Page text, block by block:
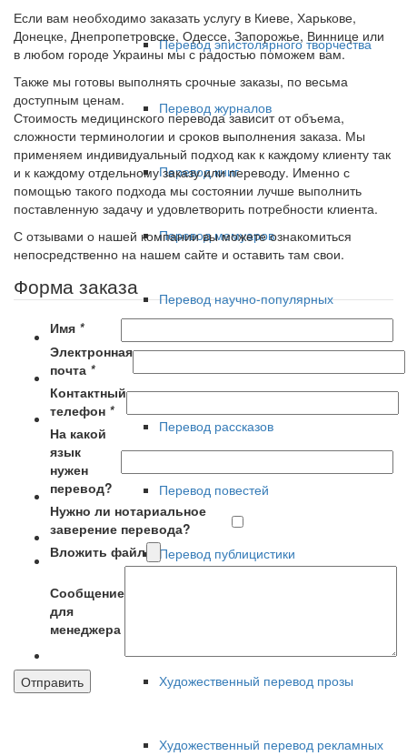
Перевод эпистолярного творчества
Перевод журналов
Перевод книг
Перевод мемуаров
Перевод научно-популярных
Перевод рассказов
Перевод повестей
Перевод публицистики
Художественный перевод прозы
Художественный перевод рекламных
Если вам необходимо заказать услугу в Киеве, Харькове,
Донецке, Днепропетровске, Одессе, Запорожье, Виннице или
в любом городе Украины мы с радостью поможем вам.
Также мы готовы выполнять срочные заказы, по весьма
доступным ценам.
Стоимость медицинского перевода зависит от объема,
сложности терминологии и сроков выполнения заказа. Мы
применяем индивидуальный подход как к каждому клиенту так
и к каждому отдельному заказу или переводу. Именно с
помощью такого подхода мы состоянии лучше выполнить
поставленную задачу и удовлетворить потребности клиента.
С отзывами о нашей компании вы можете ознакомиться
непосредственно на нашем сайте и оставить там свои.
Форма заказа
Имя *
Электронная
почта *
Контактный
телефон *
На какой
язык
нужен
перевод?
Нужно ли нотариальное
заверение перевода?
Вложить файл
Сообщение
для
менеджера